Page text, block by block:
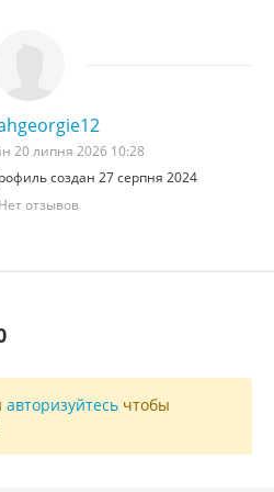
20 липня 2026 10:28
создан 27 серпня 2024
Нет отзывов
авторизуйтесь чтобы